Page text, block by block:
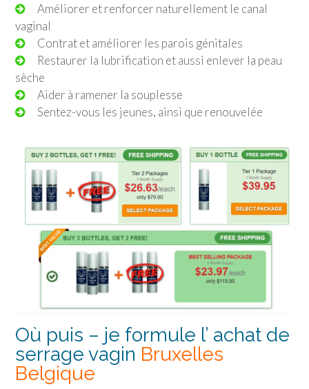
Améliorer et renforcer naturellement le canal
vaginal
Contrat et améliorer les parois génitales
Restaurer la lubrification et aussi enlever la peau
sèche
Aider à ramener la souplesse
Sentez-vous les jeunes, ainsi que renouvelée
Où puis – je formule l’ achat de
serrage vagin Bruxelles
Belgique